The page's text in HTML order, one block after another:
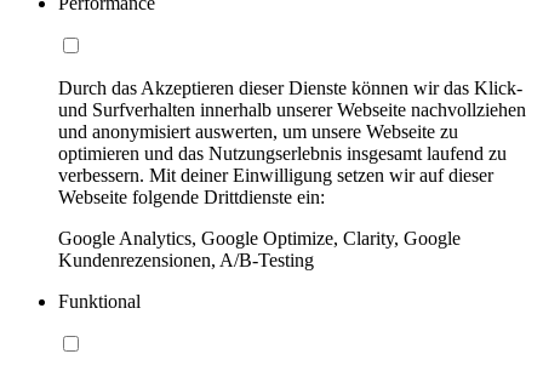
Durch das Akzeptieren dieser Dienste können wir das Klick-
und Surfverhalten innerhalb unserer Webseite nachvollziehen
und anonymisiert auswerten, um unsere Webseite zu
optimieren und das Nutzungserlebnis insgesamt laufend zu
verbessern. Mit deiner Einwilligung setzen wir auf dieser
Webseite folgende Drittdienste ein:
Google Analytics, Google Optimize, Clarity, Google
Kundenrezensionen, A/B-Testing
Funktional